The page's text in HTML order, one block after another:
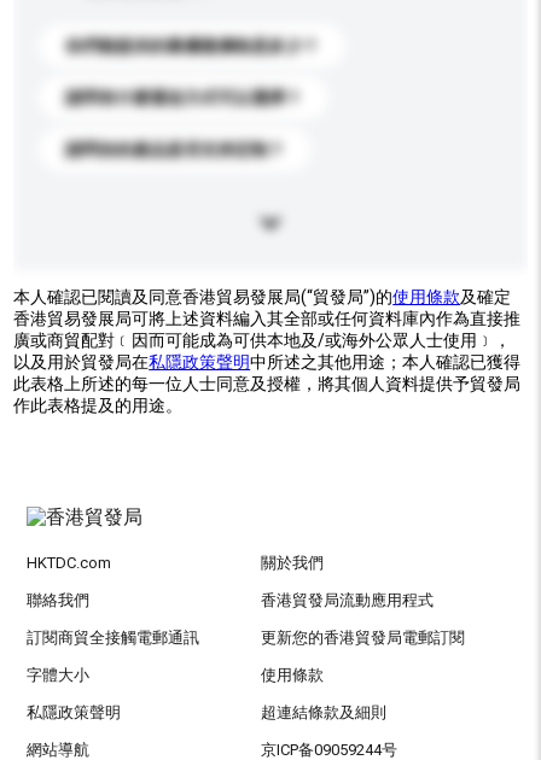
你們能提供的最優惠價格是多少？
請問有什麼運送方式可以選擇？
請問你的產品是否支持定制？
本人確認已閱讀及同意香港貿易發展局(“貿發局”)的使用條款及確定
香港貿易發展局可將上述資料編入其全部或任何資料庫內作為直接推
廣或商貿配對﹝因而可能成為可供本地及/或海外公眾人士使用﹞，
以及用於貿發局在私隱政策聲明中所述之其他用途；本人確認已獲得
此表格上所述的每一位人士同意及授權，將其個人資料提供予貿發局
作此表格提及的用途。
HKTDC.com 關於我們
聯絡我們 香港貿發局流動應用程式
訂閱商貿全接觸電郵通訊 更新您的香港貿發局電郵訂閱
字體大小 使用條款
私隱政策聲明 超連結條款及細則
網站導航 京ICP备09059244号